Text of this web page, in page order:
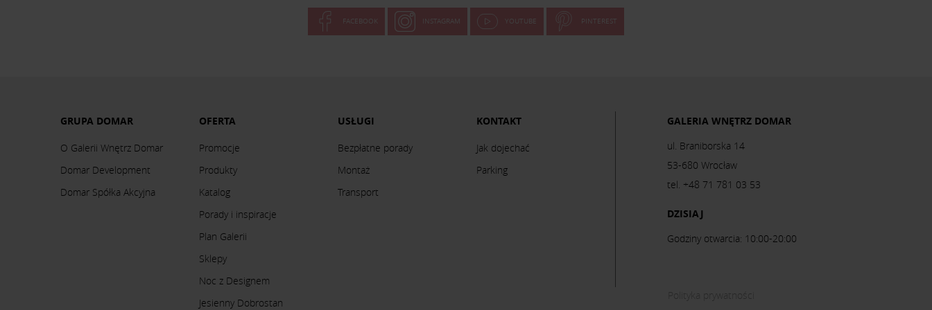
FACEBOOK INSTAGRAM YOUTUBE PINTEREST
GRUPA DOMAR
O Galerii Wnętrz Domar
Domar Development
Domar Spółka Akcyjna
OFERTA
Promocje
Produkty
Katalog
Porady i inspiracje
Plan Galerii
Sklepy
Noc z Designem
Jesienny Dobrostan
USŁUGI
Bezpłatne porady
Montaż
Transport
KONTAKT
Jak dojechać
Parking
GALERIA WNĘTRZ DOMAR
ul. Braniborska 14
53-680 Wrocław
tel. +48 71 781 03 53
DZISIAJ
Godziny otwarcia: 10:00-20:00